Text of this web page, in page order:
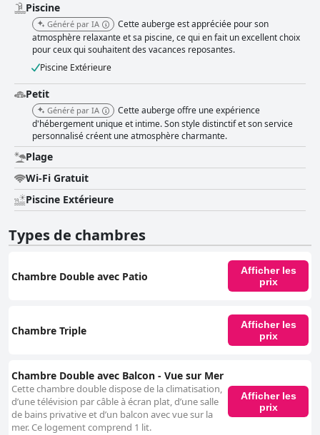
Piscine
Généré par IA
Cette auberge est appréciée pour son
atmosphère relaxante et sa piscine, ce qui en fait un excellent choix
pour ceux qui souhaitent des vacances reposantes.
Piscine Extérieure
Petit
Généré par IA
Cette auberge offre une expérience
d'hébergement unique et intime. Son style distinctif et son service
personnalisé créent une atmosphère charmante.
Plage
Wi-Fi Gratuit
Piscine Extérieure
Types de chambres
Chambre Double avec Patio
Afficher les
prix
Chambre Triple
Afficher les
prix
Chambre Double avec Balcon - Vue sur Mer
Cette chambre double dispose de la climatisation,
d’une télévision par câble à écran plat, d’une salle
de bains privative et d’un balcon avec vue sur la
mer. Ce logement comprend 1 lit.
Afficher les
prix